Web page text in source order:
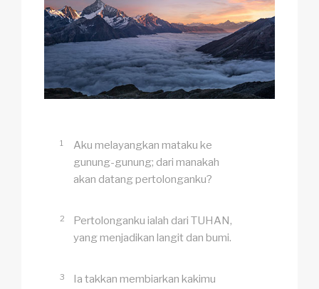
1
Aku melayangkan mataku ke
gunung-gunung; dari manakah
akan datang pertolonganku?
2
Pertolonganku ialah dari TUHAN,
yang menjadikan langit dan bumi.
3
Ia takkan membiarkan kakimu